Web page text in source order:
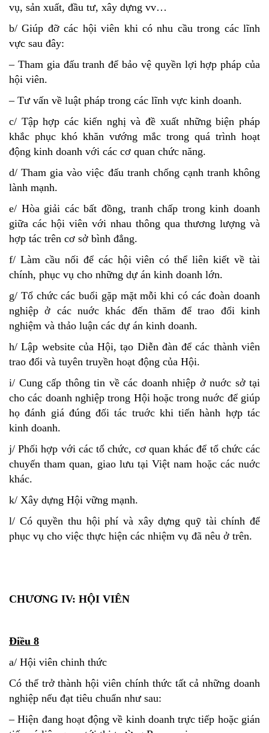
vụ, sản xuất, đầu tư, xây dựng vv…
b/ Giúp đỡ các hội viên khi có nhu cầu trong các lĩnh
vực sau đây:
– Tham gia đấu tranh để bảo vệ quyền lợi hợp pháp của
hội viên.
– Tư vấn về luật pháp trong các lĩnh vực kinh doanh.
c/ Tập hợp các kiến nghị và đề xuất những biện pháp
khắc phục khó khăn vướng mắc trong quá trình hoạt
động kinh doanh với các cơ quan chức năng.
d/ Tham gia vào việc đấu tranh chống cạnh tranh không
lành mạnh.
e/ Hòa giải các bất đồng, tranh chấp trong kinh doanh
giữa các hội viên với nhau thông qua thương lượng và
hợp tác trên cơ sở bình đẳng.
f/ Làm cầu nối để các hội viên có thể liên kiết về tài
chính, phục vụ cho những dự án kinh doanh lớn.
g/ Tổ chức các buổi gặp mặt mỗi khi có các đoàn doanh
nghiệp ở các nuớc khác đến thăm để trao đổi kinh
nghiệm và thảo luận các dự án kinh doanh.
h/ Lập website của Hội, tạo Diễn đàn để các thành viên
trao đổi và tuyên truyền hoạt động của Hội.
i/ Cung cấp thông tin về các doanh nhiệp ở nuớc sở tại
cho các doanh nghiệp trong Hội hoặc trong nuớc để giúp
họ đánh giá đúng đối tác truớc khi tiến hành hợp tác
kinh doanh.
j/ Phối hợp với các tổ chức, cơ quan khác để tổ chức các
chuyến tham quan, giao lưu tại Việt nam hoặc các nuớc
khác.
k/ Xây dựng Hội vững mạnh.
l/ Có quyền thu hội phí và xây dựng quỹ tài chính để
phục vụ cho việc thực hiện các nhiệm vụ đã nêu ở trên.
CHƯƠNG IV: HỘI VIÊN
Điều 8
a/ Hội viên chinh thức
Có thể trở thành hội viên chính thức tất cả những doanh
nghiệp nếu đạt tiêu chuẩn như sau:
– Hiện đang hoạt động về kinh doanh trực tiếp hoặc gián